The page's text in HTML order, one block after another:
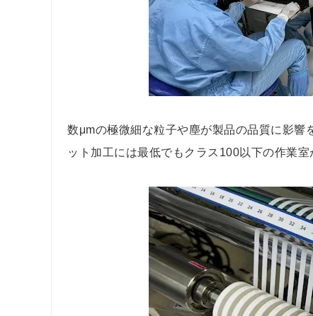
数μmの極微細な粒子や塵が製品の品質に影響
ット加工には最低でもクラス100以下の作業室